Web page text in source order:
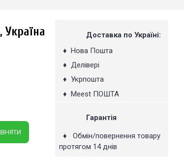
Доставка по Україні:
♦ Нова Пошта
♦ Делівері
♦ Укрпошта
♦ Мeest ПОШТА
Гарантія
♦ Обмін/повернення товару
протягом 14 днів